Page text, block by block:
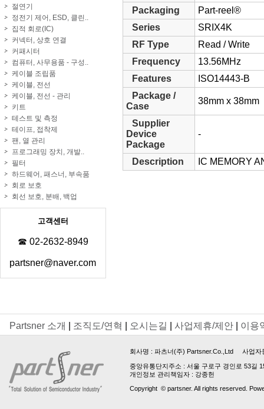
절연기
정전기 제어, ESD, 클린..
집적 회로(IC)
커넥터, 상호 연결
커패시터
컴퓨터, 사무용품 - 구성..
케이블 조립품
케이블, 전선
케이블, 전선 - 관리
키트
테스트 및 측정
테이프, 접착제
팬, 열 관리
프로그래밍 장치, 개발..
필터
하드웨어, 패스너, 부속품
회로 보호
회선 보호, 분배, 백업
고객센터
☎ 02-2632-8949
partsner@naver.com
Packaging
Part-reel®
Series
SRIX4K
RF Type
Read / Write
Frequency
13.56MHz
Features
ISO14443-B
Package /
Case
38mm x 38mm
Supplier
Device
Package
-
Description IC MEMORY
Partsner 소개 조직도/연혁 오시는길 사업제휴/제안 이용
회사명 : 파츠너(주) Partsner.Co.,Ltd 사업자
중앙유통단지주소 : 서울 구로구 경인로 53길
개인정보 관리책임자 : 강종헌
Copyright © partsner. All rights reserved.